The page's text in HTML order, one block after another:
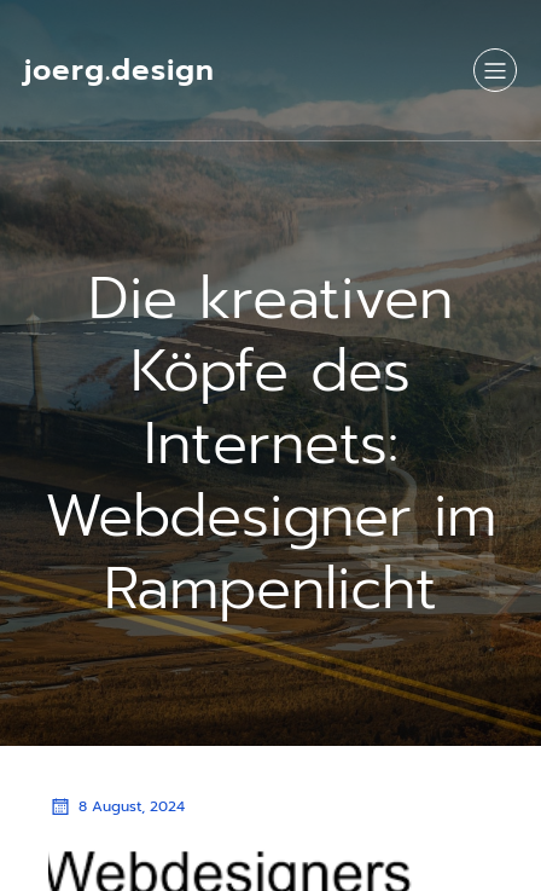
joerg.design
Die kreativen
Köpfe des
Internets:
Webdesigner im
Rampenlicht
8 August, 2024